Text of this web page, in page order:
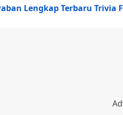
Lengkap Terbaru Trivia